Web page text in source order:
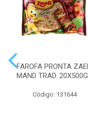
FAROFA PRONTA
MAND TRAD.
Código: 131644